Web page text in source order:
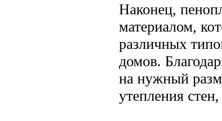
Наконец,
материалом,
различных
домов.
на нужный
утепления